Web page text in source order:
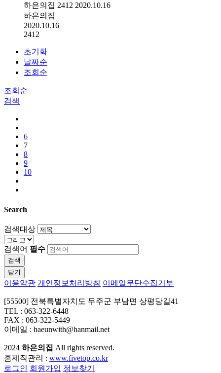
하은의집 2412 2020.10.16
하은의집
2020.10.16
2412
초기화
날짜순
조회순
조회순
검색
6
7
8
9
10
Search
검색대상
검색어 필수
검색
닫기
이용약관 개인정보처리방침 이메일무단수집거부
[55500] 전북특별자치도 무주군 부남면 상평당길41
TEL : 063-322-6448
FAX : 063-322-5449
이메일 : haeunwith@hanmail.net
2024 하은의집 All rights reserved.
홈제작관리 : www.fivetop.co.kr
로그인 회원가입 정보찾기